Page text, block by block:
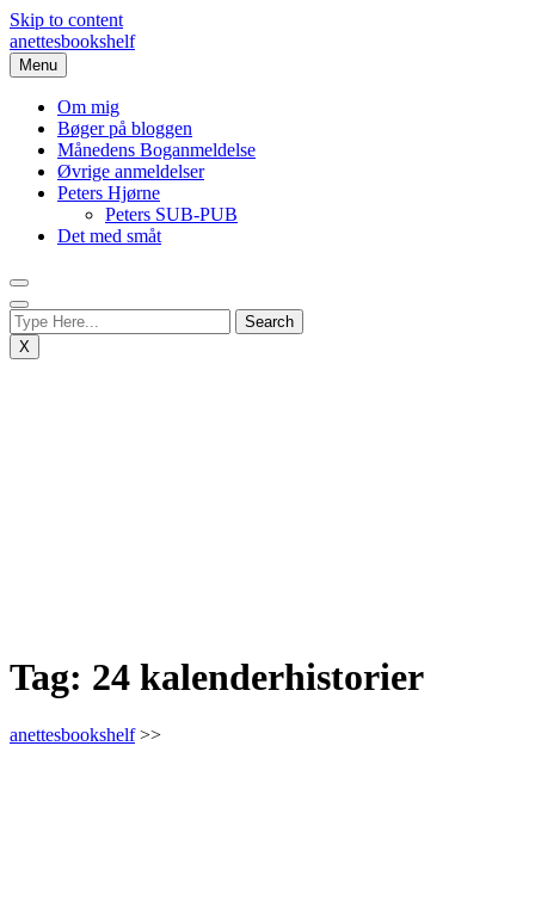
Skip to content
anettesbookshelf
Menu
Om mig
Bøger på bloggen
Månedens Boganmeldelse
Øvrige anmeldelser
Peters Hjørne
Peters SUB-PUB
Det med småt
X
Tag: 24 kalenderhistorier
anettesbookshelf>>